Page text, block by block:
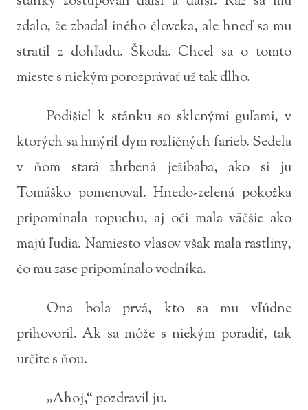
zdalo, že zbadal iného človeka, ale hneď sa mu
stratil z dohľadu. Škoda. Chcel sa o tomto
mieste s niekým porozprávať už tak dlho.
Podišiel k stánku so sklenými guľami, v
ktorých sa hmýril dym rozličných farieb. Sedela
v ňom stará zhrbená ježibaba, ako si ju
Tomáško pomenoval. Hnedo-zelená pokožka
pripomínala ropuchu, aj oči mala väčšie ako
majú ľudia. Namiesto vlasov však mala rastliny,
čo mu zase pripomínalo vodníka.
Ona bola prvá, kto sa mu vľúdne
prihovoril. Ak sa môže s niekým poradiť, tak
určite s ňou.
„Ahoj,“ pozdravil ju.